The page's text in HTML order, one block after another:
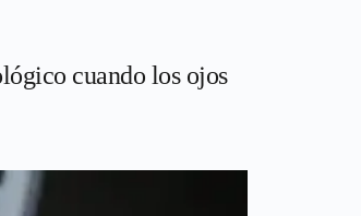
cuando los ojos